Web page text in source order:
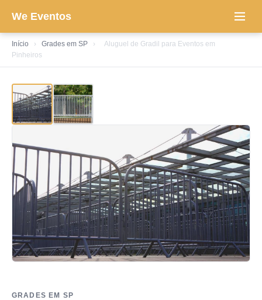
We Eventos
Início › Grades em SP ›
Aluguel de Gradil para Eventos em
Pinheiros
GRADES EM SP